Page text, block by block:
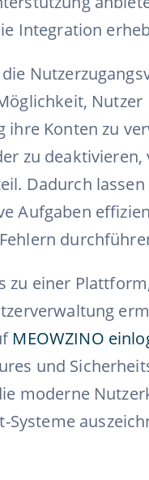
Integration
Nutzer
ihre Konten zu
zu deaktivieren,
Dadurch lassen
Aufgaben
zu einer
MEOWZINO
und
moderne
Systeme